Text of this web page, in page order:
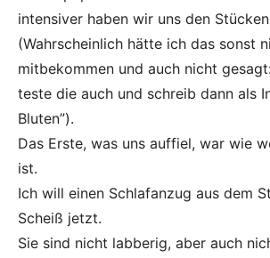
intensiver haben wir uns den
(Wahrscheinlich hätte ich das sonst
mitbekommen und auch nicht
teste die auch und schreib dann als
Bluten”).
Das Erste, was uns auffiel, war wie
ist.
Ich will einen Schlafanzug aus dem
Scheiß jetzt.
Sie sind nicht labberig, aber auch